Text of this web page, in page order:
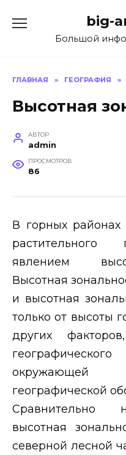
содержанию
big-
Большой
ГЛАВНАЯ » ГЕОГРАФИЯ »
Высотная
АВТОР
admin
ПРОСМОТРОВ
86
В горных районах
растительного
явлением
Высотная
и высотная
только от высоты
других
географической
Сравнительно
высотная
северной лесной